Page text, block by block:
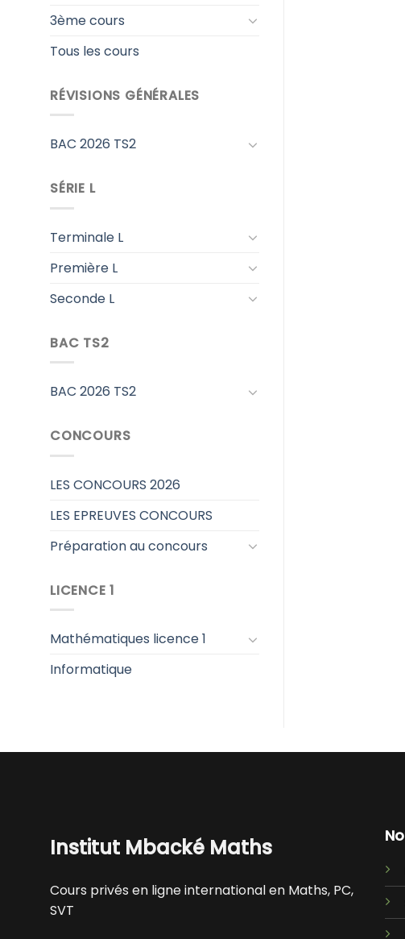
3ème cours
Tous les cours
RÉVISIONS GÉNÉRALES
BAC 2026 TS2
SÉRIE L
Terminale L
Première L
Seconde L
BAC TS2
BAC 2026 TS2
CONCOURS
LES CONCOURS 2026
LES EPREUVES CONCOURS
Préparation au concours
LICENCE 1
Mathématiques licence 1
Informatique
Institut Mbacké Maths
Cours privés en ligne international en Maths, PC,
SVT